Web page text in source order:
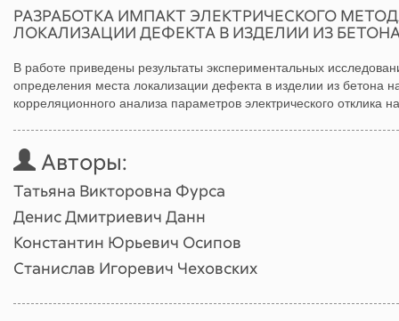
РАЗРАБОТКА ИМПАКТ ЭЛЕКТРИЧЕСКОГО
ЛОКАЛИЗАЦИИ ДЕФЕКТА В ИЗДЕЛИИ ИЗ
В работе приведены результаты экспериментальных
определения места локализации дефекта в изделии из бетона
корреляционного анализа параметров электрического отклика
Авторы:
Татьяна Викторовна Фурса
Денис Дмитриевич Данн
Константин Юрьевич Осипов
Станислав Игоревич Чеховских